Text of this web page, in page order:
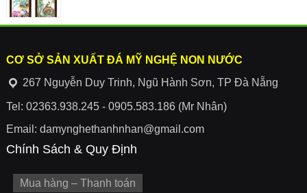
CƠ SỞ SẢN XUẤT ĐÁ MỸ NGHỆ NON NƯỚC
267 Nguyễn Duy Trinh, Ngũ Hành Sơn, TP Đà Nẵng
Tel: 02363.938.245 - 0905.583.186 (Mr Nhân)
Email: damynghethanhnhan@gmail.com
Chính Sách & Quy Định
Mua hàng – Thanh toán